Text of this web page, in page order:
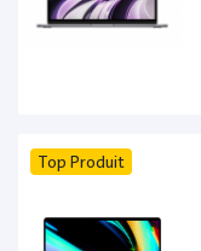
Top Produit